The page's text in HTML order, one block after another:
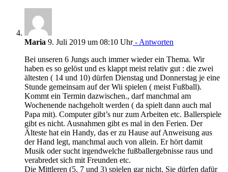
Maria 9. Juli 2019 um 08:10 Uhr- Antworten
Bei unseren 6 Jungs auch immer wieder ein Thema. Wir
haben es so gelöst und es klappt meist relativ gut : die zwei
ältesten ( 14 und 10) dürfen Dienstag und Donnerstag je eine
Stunde gemeinsam auf der Wii spielen ( meist Fußball).
Kommt ein Termin dazwischen., darf manchmal am
Wochenende nachgeholt werden ( da spielt dann auch mal
Papa mit). Computer gibt’s nur zum Arbeiten etc. Ballerspiele
gibt es nicht. Ausnahmen gibt es mal in den Ferien. Der
Älteste hat ein Handy, das er zu Hause auf Anweisung aus
der Hand legt, manchmal auch von allein. Er hört damit
Musik oder sucht irgendwelche fußballergebnisse raus und
verabredet sich mit Freunden etc.
Die Mittleren (5, 7 und 3) spielen gar nicht. Sie dürfen dafür